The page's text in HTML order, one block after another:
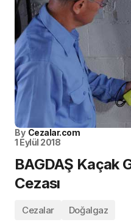
By Cezalar.com
1 Eylül 2018
BAGDAŞ Kaçak
Cezası
Cezalar Doğalgaz